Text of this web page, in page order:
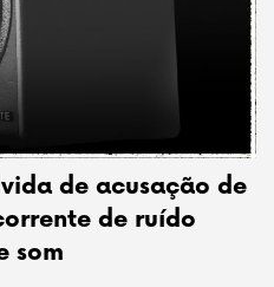
de acusação de
de ruído
som